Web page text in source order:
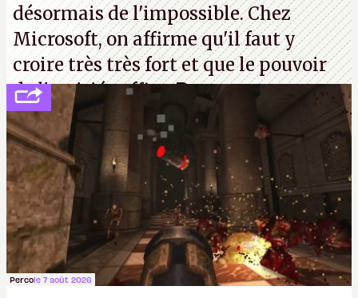
désormais de l'impossible. Chez
Microsoft, on affirme qu'il faut y
croire très très fort et que le pouvoir
de l'amitié suffira.P.
Percole 7 août 2026